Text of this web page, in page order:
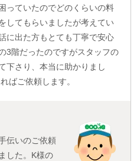
っていたのでどのくらいの料
してもらいましたが考えてい
に出た方もとても丁寧で安心
3階だったのですがスタッフの
下さり、本当に助かりまし
ばご依頼します。
伝いのご依頼
した。K様の